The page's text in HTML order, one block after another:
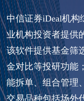
中信证券iDeal机
业机构投资者提供
该软件提供基金筛
金对比等投研功能
能拆单、组合管理
交易品种包括场外